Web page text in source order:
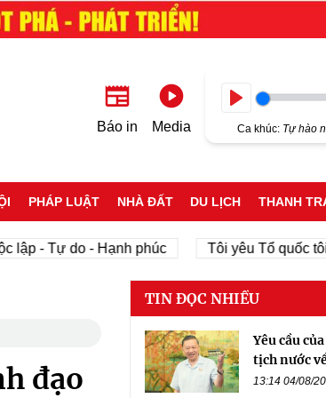
Báo in Media Ca khúc: Tự hào
PHÁP LUẬT NHÀ ĐẤT DU LỊCH THANH
Tự do - Hạnh phúc Tôi yêu Tổ quốc tôi
đạo
TIN ĐỌC NHIỀU
Yêu cầu
tịch nước
13:14 04/08/